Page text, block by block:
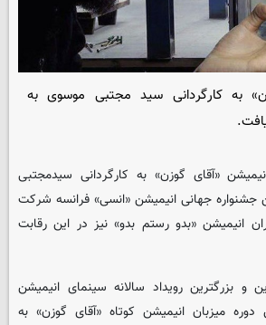
به کارگردانی سید مجتبی موسوی به
«آقای گوزن» به کارگردانی سیدمجتبی
جهانی انیمیشن «انسی» فرانسه شرکت
انیمیشن «بدو رستم بدو» نیز در این رقابت
و بزرگترین رویداد سالانه سینمای انیمیشن
میزبان انیمیشن کوتاه «آقای گوزن» به